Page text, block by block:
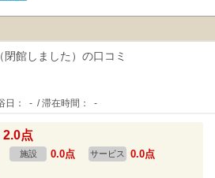
館しました）の口コミ
日： - / 滞在時間： -
2.0点
施設 0.0点 サービス 0.0点